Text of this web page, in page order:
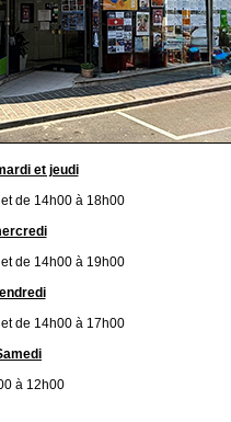
et jeudi
de 14h00 à 18h00
de 14h00 à 19h00
de 14h00 à 17h00
à 12h00